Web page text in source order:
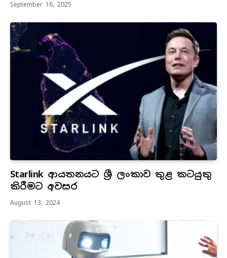
September 16, 2025
Starlink ආයතනයට ශ්‍රී ලංකාව තුළ කටයුතු
කිරීමට අවසර
August 13, 2024